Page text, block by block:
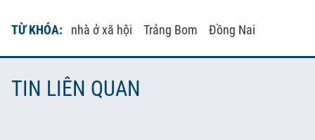
TỪ KHÓA: nhà ở xã hội Trảng Bom Đồng Nai
TIN LIÊN QUAN